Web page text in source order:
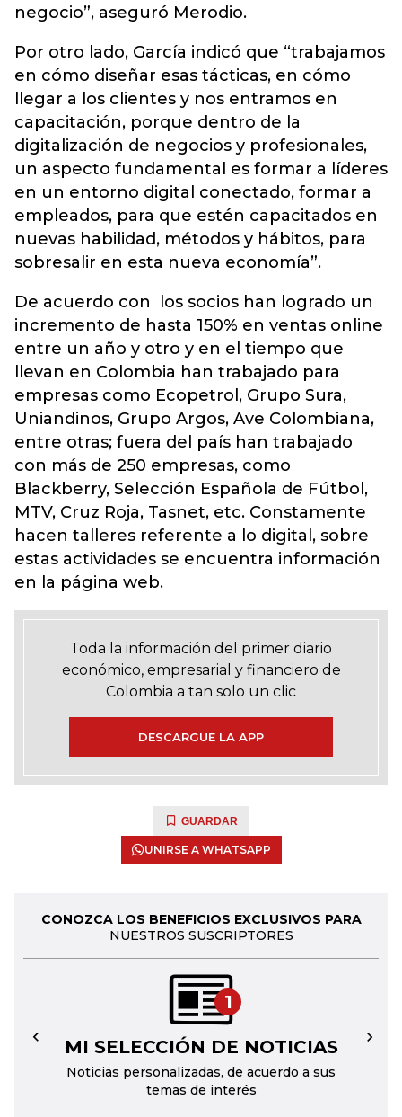
negocio”, aseguró Merodio.
Por otro lado, García indicó que “trabajamos
en cómo diseñar esas tácticas, en cómo
llegar a los clientes y nos entramos en
capacitación, porque dentro de la
digitalización de negocios y profesionales,
un aspecto fundamental es formar a líderes
en un entorno digital conectado, formar a
empleados, para que estén capacitados en
nuevas habilidad, métodos y hábitos, para
sobresalir en esta nueva economía”.
De acuerdo con los socios han logrado un
incremento de hasta 150% en ventas online
entre un año y otro y en el tiempo que
llevan en Colombia han trabajado para
empresas como Ecopetrol, Grupo Sura,
Uniandinos, Grupo Argos, Ave Colombiana,
entre otras; fuera del país han trabajado
con más de 250 empresas, como
Blackberry, Selección Española de Fútbol,
MTV, Cruz Roja, Tasnet, etc. Constamente
hacen talleres referente a lo digital, sobre
estas actividades se encuentra información
en la página web.
Toda la información del primer diario
económico, empresarial y financiero de
Colombia a tan solo un clic
DESCARGUE LA APP
GUARDAR
UNIRSE A WHATSAPP
CONOZCA LOS BENEFICIOS EXCLUSIVOS PARA
NUESTROS SUSCRIPTORES
1
MI SELECCIÓN DE NOTICIAS
Noticias personalizadas, de acuerdo a sus
temas de interés
← →